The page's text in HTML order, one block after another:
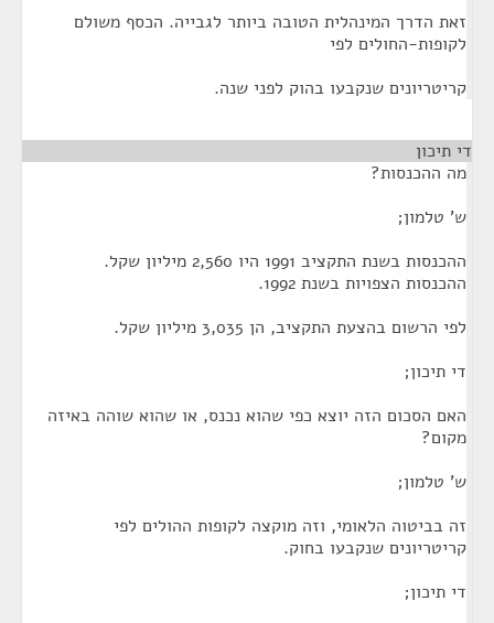
זאת הדרך המינהלית הטובה ביותר לגבייה. הכסף משולם
לקופות-החולים לפי
קריטריונים שנקבעו בהוק לפני שנה.
די תיכון
מה ההכנסות?
ש' טלמון;
ההכנסות בשנת התקציב 1991 היו 2,560 מיליון שקל.
ההכנסות הצפויות בשנת 1992.
לפי הרשום בהצעת התקציב, הן 3,035 מיליון שקל.
די תיכון;
האם הסכום הזה יוצא כפי שהוא נכנס, או שהוא שוהה באיזה
מקום?
ש' טלמון;
זה בביטוה הלאומי, וזה מוקצה לקופות ההולים לפי
קריטריונים שנקבעו בחוק.
די תיכון;